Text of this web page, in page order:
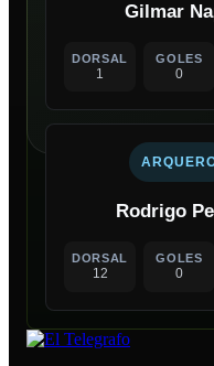
Gilmar
DORSAL
1
GOLES
0
Rodrigo
DORSAL
12
GOLES
0